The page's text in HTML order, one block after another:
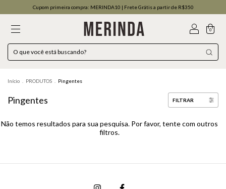
Cupom primeira compra: MERINDA10 | Frete Grátis a partir de R$350
0
Início PRODUTOS Pingentes
Pingentes FILTRAR
Não temos resultados para sua pesquisa. Por favor, tente com outros
filtros.